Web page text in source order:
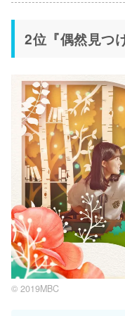
2位『偶然見つ
© 2019MBC